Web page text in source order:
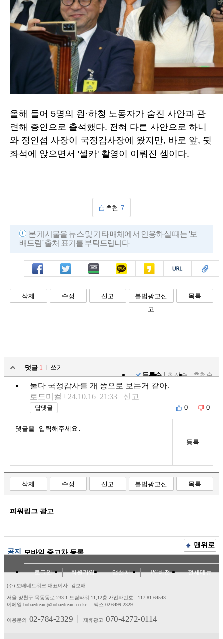
올해 들어 5명의 원·하청 노동자가 숨진 사안과 관
련해 증인으로 출석했다. 전혀 다른 사안으로 하니
와 정인섭 사장이 국정감사장에 왔지만, 바로 앞, 뒷
좌석에 앉으면서 '셀카' 촬영이 이뤄진 셈이다.
추천 7
본 게시물을 뉴스 및 기타 매체에서 인용하실 때는 '보
배드림' 출처 표기를 부탁드립니다
페북 트윗 밴드 카톡 카스 복사 스크랩
삭제 수정 신고
불법광고신
고
목록
댓글 1
쓰기
등록순
최신순 추천순
둘다 국정감사를 개 똥으로 보는거 같아.
로드미컬
24.10.16 21:33 신고
답댓글 0 0
등록
삭제 수정 신고
불법광고신
고
목록
파워링크 광고
공지 모바일 중고차 등록
맨위로
로그인 회원가입 앱설치 PC버전 전체메뉴
(주) 보배네트워크 대표이사: 김보배
서울 양천구 목동동로 233-1 드림타워 11,12층 사업자번호 : 117-81-64543
이메일 bobaedream@bobaedream.co.kr
팩스 02-6499-2329
이용문의 02-784-2329 제휴광고 070-4272-0114